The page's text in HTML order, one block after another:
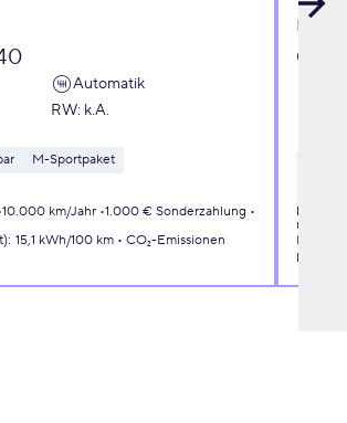
Automatik
RW: k.A.
M-Sportpaket
10.000 km/Jahr 1.000 € Sonderzahlung
: 15,1 kWh/100 km
CO₂-Emissionen
mit